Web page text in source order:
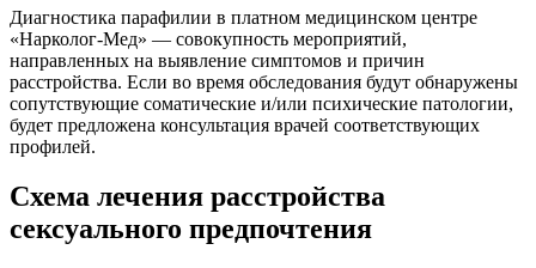
Диагностика парафилии в платном медицинском центре
«Нарколог-Мед» — совокупность мероприятий,
направленных на выявление симптомов и причин
расстройства. Если во время обследования будут обнаружены
сопутствующие соматические и/или психические патологии,
будет предложена консультация врачей соответствующих
профилей.
Схема лечения расстройства
сексуального предпочтения